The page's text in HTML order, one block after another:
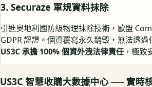
3. Securaze 軍規資料抹除
引進奧地利國防級物理抹除技術，歐盟
GDPR 認證。個資覆寫永久銷毀，無法透過
US3C 承擔 100% 個資外洩法律責任 ，極致
US3C 智慧收購大數據中心 ── 實時